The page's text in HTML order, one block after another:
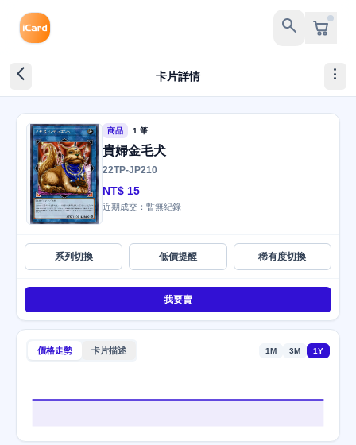
search
arrow_back_ios_new 卡片詳情 more_vert
商品 1 筆
貴婦金毛犬
22TP-JP210
NT$ 15
近期成交：暫無紀錄
系列切換 低價提醒 稀有度切換
我要賣
價格走勢 卡片描述 1M 3M 1Y